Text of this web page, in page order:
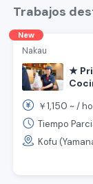
Trabajos
New
Nakau
★
￥1,150 ~ /
Tiempo
Kofu